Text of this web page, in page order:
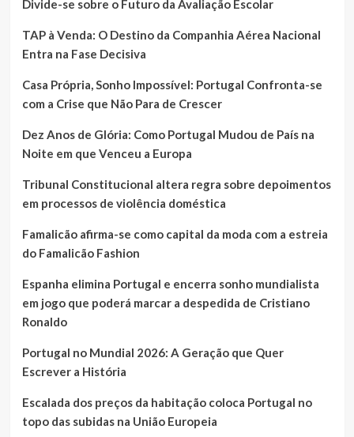
Divide-se sobre o Futuro da Avaliação Escolar
TAP à Venda: O Destino da Companhia Aérea Nacional
Entra na Fase Decisiva
Casa Própria, Sonho Impossível: Portugal Confronta-se
com a Crise que Não Para de Crescer
Dez Anos de Glória: Como Portugal Mudou de País na
Noite em que Venceu a Europa
Tribunal Constitucional altera regra sobre depoimentos
em processos de violência doméstica
Famalicão afirma-se como capital da moda com a estreia
do Famalicão Fashion
Espanha elimina Portugal e encerra sonho mundialista
em jogo que poderá marcar a despedida de Cristiano
Ronaldo
Portugal no Mundial 2026: A Geração que Quer
Escrever a História
Escalada dos preços da habitação coloca Portugal no
topo das subidas na União Europeia